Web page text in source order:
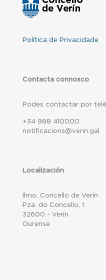
Política de Privacidade
Contacta connosco
Podes contactar por
+34 988 410000
notificacions@verin.gal
Localización
Ilmo. Concello de Verín
Pza. do Concello, 1
32600 - Verín
Ourense